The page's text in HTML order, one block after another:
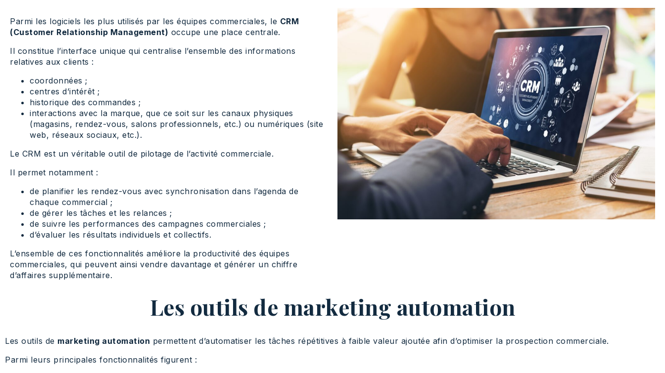
Parmi les logiciels les plus utilisés par les équipes commerciales, le CRM
(Customer Relationship Management) occupe une place centrale.
Il constitue l’interface unique qui centralise l’ensemble des informations
relatives aux clients :
coordonnées ;
centres d’intérêt ;
historique des commandes ;
interactions avec la marque, que ce soit sur les canaux physiques
(magasins, rendez-vous, salons professionnels, etc.) ou numériques (site
web, réseaux sociaux, etc.).
Le CRM est un véritable outil de pilotage de l’activité commerciale.
Il permet notamment :
de planifier les rendez-vous avec synchronisation dans l’agenda de
chaque commercial ;
de gérer les tâches et les relances ;
de suivre les performances des campagnes commerciales ;
d’évaluer les résultats individuels et collectifs.
L’ensemble de ces fonctionnalités améliore la productivité des équipes
commerciales, qui peuvent ainsi vendre davantage et générer un chiffre
d’affaires supplémentaire.
Les outils de marketing automation
Les outils de marketing automation permettent d’automatiser les tâches répétitives à faible valeur ajoutée afin d’optimiser la prospection commerciale.
Parmi leurs principales fonctionnalités figurent :